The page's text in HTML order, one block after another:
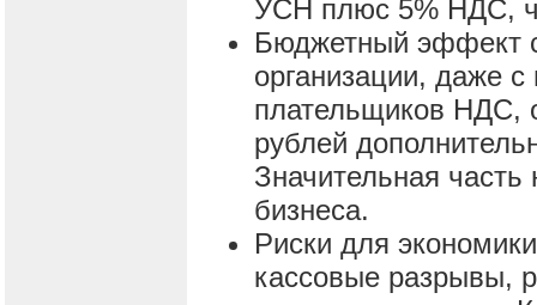
УСН плюс 5% НДС,
Бюджетный эффект
организации, даже
плательщиков НДС,
рублей
Значительная часть
бизнеса.
Риски для
кассовые разрывы,